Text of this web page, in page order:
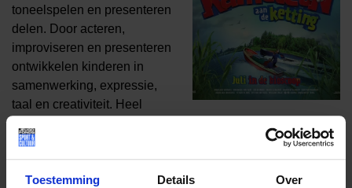
Toestemming Details Over
toneelspelen en presenteren
delen. Door acteren,
improviseren en presenteren
ontwikkelen kinderen in
samenwerking, expressie,
taal en creativiteit. Heel
is.”
Just Entertainment: “Wij zijn heel blij met de langdurige en